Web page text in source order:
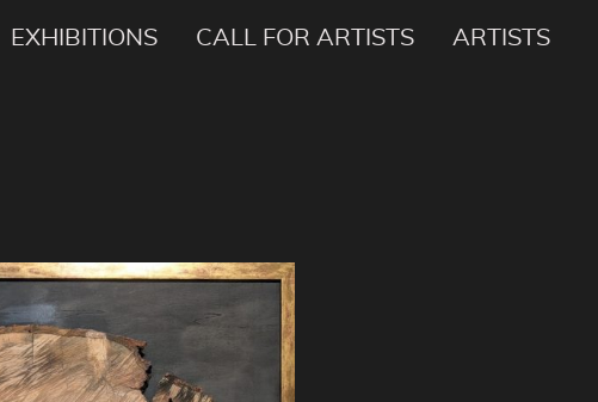
EXHIBITIONS CALL FOR ARTISTS ARTISTS